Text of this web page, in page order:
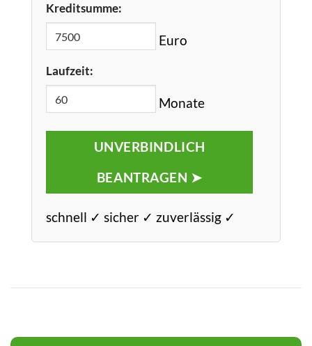
Kreditsumme:
Euro
Laufzeit:
Monate
UNVERBINDLICH
BEANTRAGEN ➤
schnell ✓ sicher ✓ zuverlässig ✓